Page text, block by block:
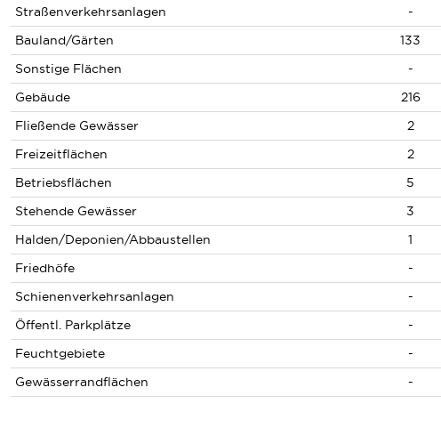
Straßenverkehrsanlagen
-
Bauland/Gärten
133
Sonstige Flächen
-
Gebäude
216
Fließende Gewässer
2
Freizeitflächen
2
Betriebsflächen
5
Stehende Gewässer
3
Halden/Deponien/Abbaustellen
1
Friedhöfe
-
Schienenverkehrsanlagen
-
Öffentl. Parkplätze
-
Feuchtgebiete
-
Gewässerrandflächen
-